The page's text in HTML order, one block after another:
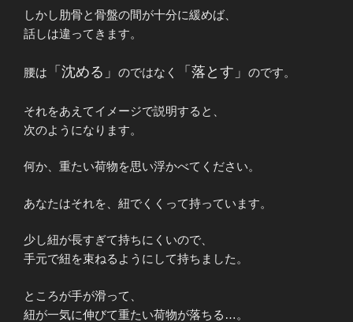
しかし肋骨と骨盤の間が十分に緩めば、
話しは違ってきます。
腰は 「沈める」 のではなく 「落とす」 のです。
それをあえてイメージで説明すると、
次のようになります。
何か、重たい荷物を思い浮かべてください。
あなたはそれを、紐でくくって持っています。
少し紐が長すぎて持ちにくいので、
手元で紐を束ねるようにして持ちました。
ところが手が滑って、
紐が一気に伸びて重たい荷物が落ちる…。